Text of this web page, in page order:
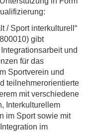
/ Sport interkulturell“
gibt
und
für das
Sportverein und
teilnehmerorientierte
mit verschiedene
Interkulturellem
im Sport sowie mit
im